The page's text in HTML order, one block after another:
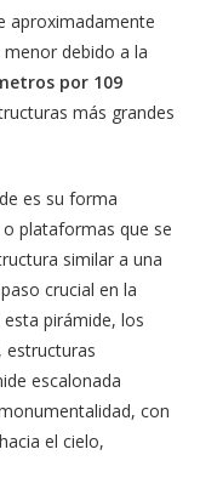
aproximadamente
debido a la
por 109
más grandes
es su forma
o plataformas que se
similar a una
crucial en la
pirámide, los
, estructuras
escalonada
con
el cielo,